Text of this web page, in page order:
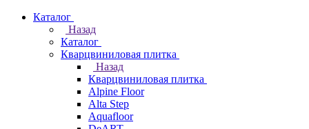
Каталог
Назад
Каталог
Кварцвиниловая плитка
Назад
Кварцвиниловая плитка
Alpine Floor
Alta Step
Aquafloor